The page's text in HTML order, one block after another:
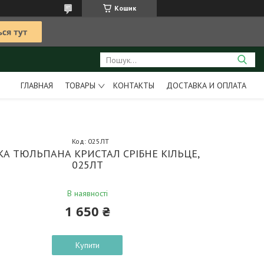
Кошик
ГЛАВНАЯ ТОВАРЫ КОНТАКТЫ ДОСТАВКА И ОПЛАТА
ТЮЛЬПАНА КРИСТАЛ СРІБНЕ КІЛЬЦЕ,
025ЛТ
В наявності
Код: 025ЛТ
1 650 ₴
Купити